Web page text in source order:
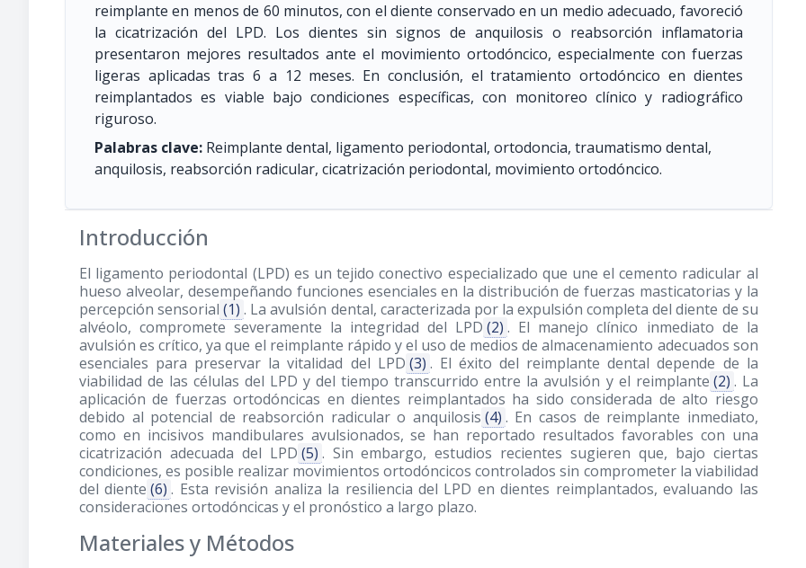
reimplante en menos de 60 minutos, con el diente conservado en un medio adecuado, favoreció
la cicatrización del LPD. Los dientes sin signos de anquilosis o reabsorción inflamatoria
presentaron mejores resultados ante el movimiento ortodóncico, especialmente con fuerzas
ligeras aplicadas tras 6 a 12 meses. En conclusión, el tratamiento ortodóncico en dientes
reimplantados es viable bajo condiciones específicas, con monitoreo clínico y radiográfico
riguroso.
Palabras clave: Reimplante dental, ligamento periodontal, ortodoncia, traumatismo dental,
anquilosis, reabsorción radicular, cicatrización periodontal, movimiento ortodóncico.
Introducción
El ligamento periodontal (LPD) es un tejido conectivo especializado que une el cemento radicular al
hueso alveolar, desempeñando funciones esenciales en la distribución de fuerzas masticatorias y la
percepción sensorial (1) . La avulsión dental, caracterizada por la expulsión completa del diente de su
alvéolo, compromete severamente la integridad del LPD (2) . El manejo clínico inmediato de la
avulsión es crítico, ya que el reimplante rápido y el uso de medios de almacenamiento adecuados son
esenciales para preservar la vitalidad del LPD (3) . El éxito del reimplante dental depende de la
viabilidad de las células del LPD y del tiempo transcurrido entre la avulsión y el reimplante (2) . La
aplicación de fuerzas ortodóncicas en dientes reimplantados ha sido considerada de alto riesgo
debido al potencial de reabsorción radicular o anquilosis (4) . En casos de reimplante inmediato,
como en incisivos mandibulares avulsionados, se han reportado resultados favorables con una
cicatrización adecuada del LPD (5) . Sin embargo, estudios recientes sugieren que, bajo ciertas
condiciones, es posible realizar movimientos ortodóncicos controlados sin comprometer la viabilidad
del diente (6) . Esta revisión analiza la resiliencia del LPD en dientes reimplantados, evaluando las
consideraciones ortodóncicas y el pronóstico a largo plazo.
Materiales y Métodos